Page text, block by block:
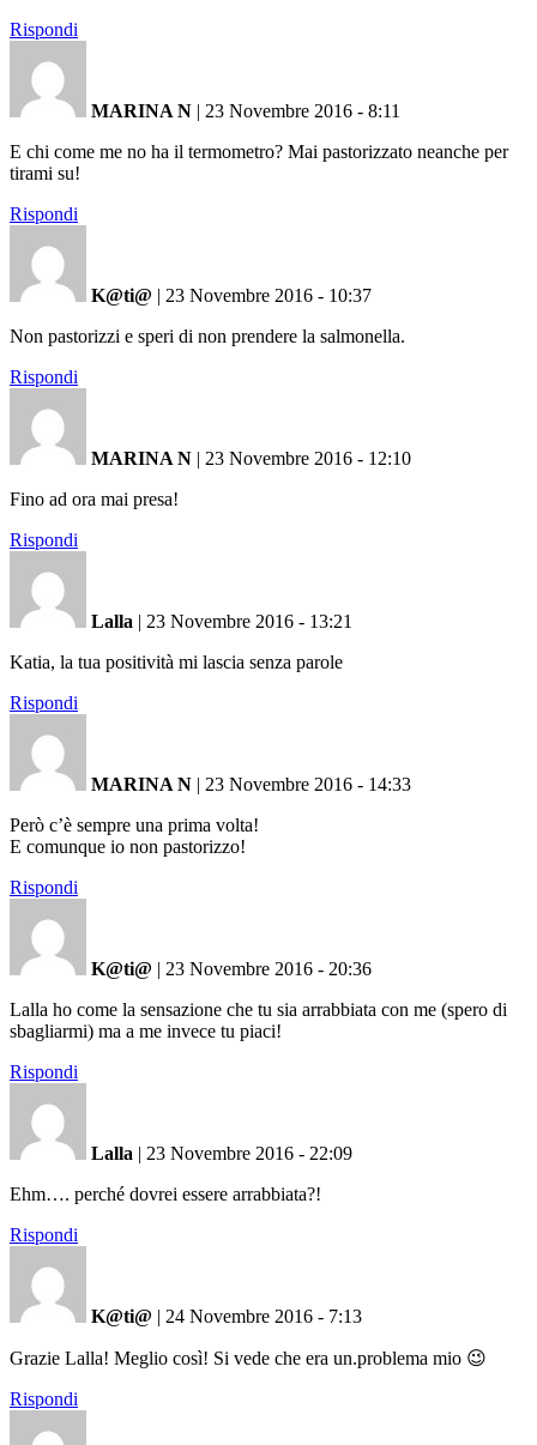
Rispondi
MARINA N | 23 Novembre 2016 - 8:11
E chi come me no ha il termometro? Mai pastorizzato neanche per
tirami su!
Rispondi
K@ti@ | 23 Novembre 2016 - 10:37
Non pastorizzi e speri di non prendere la salmonella.
Rispondi
MARINA N | 23 Novembre 2016 - 12:10
Fino ad ora mai presa!
Rispondi
Lalla | 23 Novembre 2016 - 13:21
Katia, la tua positività mi lascia senza parole
Rispondi
MARINA N | 23 Novembre 2016 - 14:33
Però c’è sempre una prima volta!
E comunque io non pastorizzo!
Rispondi
K@ti@ | 23 Novembre 2016 - 20:36
Lalla ho come la sensazione che tu sia arrabbiata con me (spero di
sbagliarmi) ma a me invece tu piaci!
Rispondi
Lalla | 23 Novembre 2016 - 22:09
Ehm…. perché dovrei essere arrabbiata?!
Rispondi
K@ti@ | 24 Novembre 2016 - 7:13
Grazie Lalla! Meglio così! Si vede che era un.problema mio 😉
Rispondi